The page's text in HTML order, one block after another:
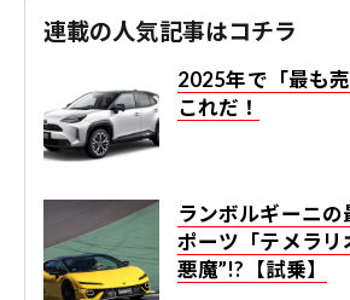
連載の人気記事はコチラ
2025年で「最も
これだ！
ランボルギーニの
ポーツ「テメラリ
悪魔”!?【試乗】